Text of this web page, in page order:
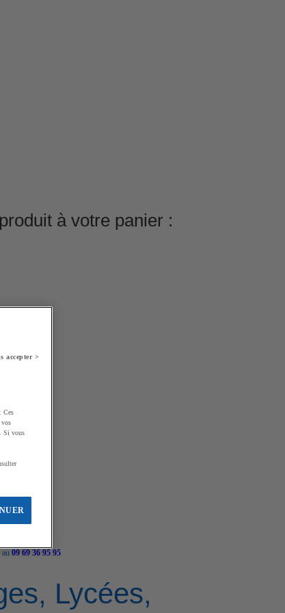
à votre panier :
au 09 69 36 95 95
Lycées,
accepter >
Ces
vos
Si vous